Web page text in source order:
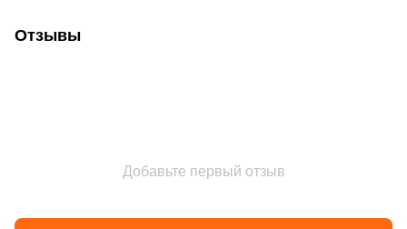
Отзывы
Добавьте первый отзыв